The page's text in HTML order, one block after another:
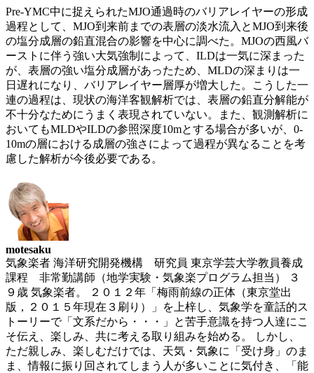
Pre-YMC中に捉えられたMJO通過時のバリアレイヤーの形成
過程として、MJO到来前までの表層の淡水流入とMJO到来後
の塩分成層の鉛直混合の影響を中心に調べた。MJOの西風バ
ーストに伴う強い大気強制によって、ILDは一気に深まった
が、表層の強い塩分成層があったため、MLDの深まりは一
日遅れになり、バリアレイヤー層厚が増大した。こうした一
連の過程は、現状の海洋客観解析では、表層の鉛直分解能が
不十分なためにうまく表現されていない。また、観測解析に
おいてもMLDやILDの参照深度10mとする場合が多いが、 0-
10mの層における成層の強さによって過程が異なることを考
慮した解析が今後必要である。
motesaku
気象楽者 海洋研究開発機構 研究員 東京学芸大学教員養成
課程 非常勤講師（地学実験・気象楽プログラム担当） ３
９歳 気象楽者。 ２０１２年「梅雨前線の正体（東京堂出
版，２０１５年現在３刷り）」を上梓し、気象学を童話的ス
トーリーで「文系だから・・・」と苦手意識を持つ人達にこ
そ伝え、楽しみ、共に考える取り組みを始める。 しかし、
ただ親しみ、楽しむだけでは、天気・気象に「受け身」のま
ま、情報に振り回されてしまう人が多いことに気付き、「能